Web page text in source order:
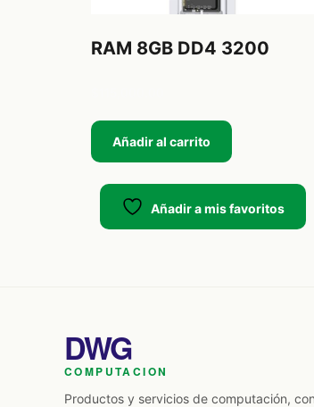
RAM 8GB DD4 3200
Añadir al carrito
Añadir a mis favoritos
DWG
COMPUTACION
Productos y servicios de computación, con